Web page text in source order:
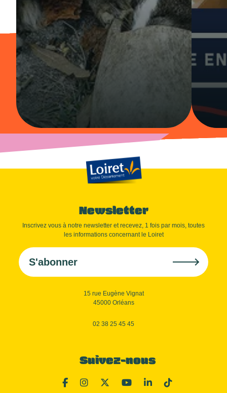
Newsletter
Inscrivez vous à notre newsletter et recevez, 1 fois par mois, toutes
les informations concernant le Loiret
S'abonner
15 rue Eugène Vignat
45000 Orléans
02 38 25 45 45
Suivez-nous